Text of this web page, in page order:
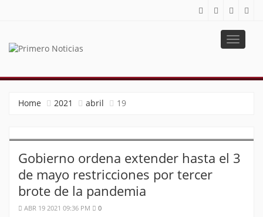
Toggle
Home 2021 abril 19
Gobierno ordena extender hasta el 3
de mayo restricciones por tercer
brote de la pandemia
ABR 19 2021 09:36 PM 0